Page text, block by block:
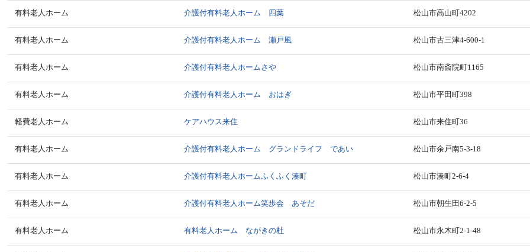
有料老人ホーム 介護付有料老人ホーム 四葉 松山市高山町4202
有料老人ホーム 介護付有料老人ホーム 瀬戸風 松山市古三津4-600-1
有料老人ホーム 介護付有料老人ホームさや 松山市南斎院町1165
有料老人ホーム 介護付有料老人ホーム おはぎ 松山市平田町398
軽費老人ホーム ケアハウス来住 松山市来住町36
有料老人ホーム 介護付有料老人ホーム グランドライフ であい 松山市余戸南5-3-18
有料老人ホーム 介護付有料老人ホームふくふく湊町 松山市湊町2-6-4
有料老人ホーム 介護付有料老人ホーム笑歩会 あそだ 松山市朝生田6-2-5
有料老人ホーム 有料老人ホーム ながきの杜 松山市永木町2-1-48